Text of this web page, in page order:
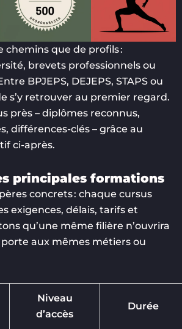
chemins que de profils :
brevets professionnels ou
BPJEPS, DEJEPS, STAPS ou
s’y retrouver au premier regard.
près – diplômes reconnus,
différences-clés – grâce au
ci-après.
principales formations
concrets : chaque cursus
exigences, délais, tarifs et
qu’une même filière n’ouvrira
aux mêmes métiers ou
Niveau
d’accès
Durée